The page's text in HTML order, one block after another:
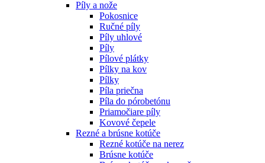
Píly a nože
Pokosnice
Ručné píly
Píly uhlové
Píly
Pílové plátky
Pílky na kov
Pílky
Píla priečna
Píla do pórobetónu
Priamočiare píly
Kovové čepele
Rezné a brúsne kotúče
Rezné kotúče na nerez
Brúsne kotúče